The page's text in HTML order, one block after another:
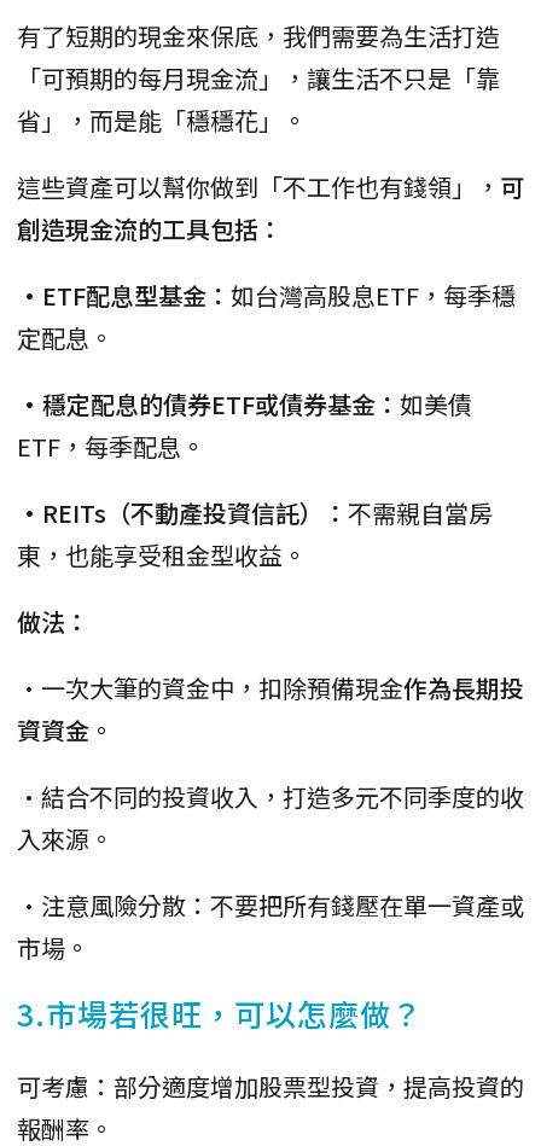
有了短期的現金來保底，我們需要為生活打造
「可預期的每月現金流」，讓生活不只是「靠
省」，而是能「穩穩花」。
這些資產可以幫你做到「不工作也有錢領」， 可
創造現金流的工具包括：
•ETF配息型基金： 如台灣高股息ETF，每季穩
定配息。
•穩定配息的債券ETF或債券基金： 如美債
ETF，每季配息。
•REITs（不動產投資信託）： 不需親自當房
東，也能享受租金型收益。
做法：
•一次大筆的資金中，扣除預備現金作為長期投
資資金 。
•結合不同的投資收入，打造多元不同季度的收
入來源。
•注意風險分散：不要把所有錢壓在單一資產或
市場。
3.市場若很旺，可以怎麼做？
可考慮：部分適度增加股票型投資，提高投資的
報酬率。